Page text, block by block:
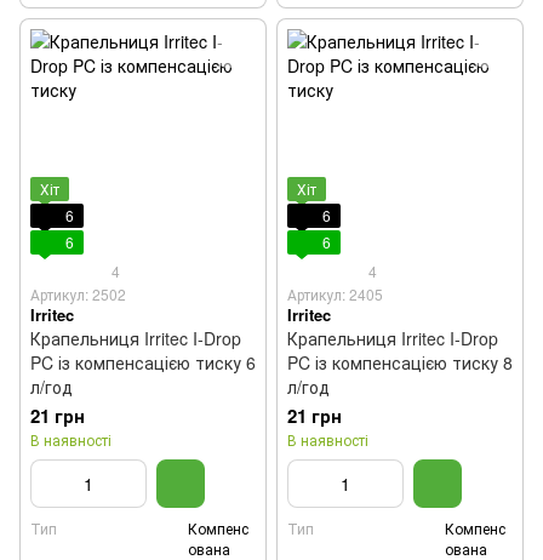
Хіт
6
6
4
Артикул: 2502
Irritec
Крапельниця Irritec I-Drop
PC із компенсацією тиску 6
л/год
21 грн
В наявності
Тип
Компенс
ована
Хіт
6
6
4
Артикул: 2405
Irritec
Крапельниця Irritec I-Drop
PC із компенсацією тиску 8
л/год
21 грн
В наявності
Тип
Компенс
ована